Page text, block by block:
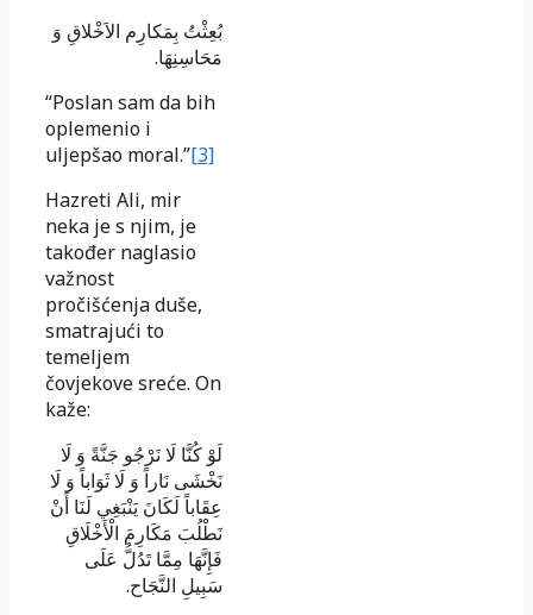
بُعِثْتُ بِمَكارِم الاَخْلاقِ وَ
مَحَاسِنِهَا.
“Poslan sam da bih
oplemenio i
uljepšao moral.”[3]
Hazreti Ali, mir
neka je s njim, je
također naglasio
važnost
pročišćenja duše,
smatrajući to
temeljem
čovjekove sreće. On
kaže:
لَوْ كُنَّا لَا نَرْجُو جَنَّةً وَ لَا
نَخْشَى نَاراً وَ لَا ثَوَاباً وَ لَا
عِقَاباً لَكَانَ يَنْبَغِي لَنَا أَنْ
نَطْلُبَ مَكَارِمَ الْأَخْلَاقِ
فَإِنَّهَا مِمَّا تَدُلُّ عَلَى
سَبِيلِ النَّجَاح‏.